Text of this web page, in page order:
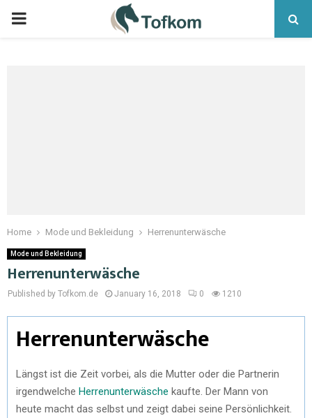
Home Mode und Bekleidung Herrenunterwäsche
Mode und Bekleidung
Herrenunterwäsche
Published by Tofkom.de January 16, 2018 0 1210
Herrenunterwäsche
Längst ist die Zeit vorbei, als die Mutter oder die Partnerin
irgendwelche Herrenunterwäsche kaufte. Der Mann von
heute macht das selbst und zeigt dabei seine Persönlichkeit.